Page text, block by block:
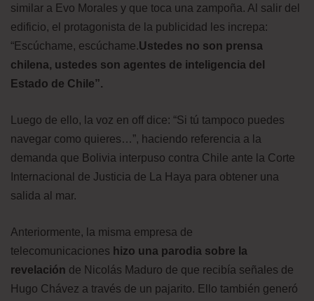
similar a Evo Morales y que toca una zampoña. Al salir del
edificio, el protagonista de la publicidad les increpa:
“Escúchame, escúchame.Ustedes no son prensa
chilena, ustedes son agentes de inteligencia del
Estado de Chile”.
Luego de ello, la voz en off dice: “Si tú tampoco puedes
navegar como quieres…”, haciendo referencia a la
demanda que Bolivia interpuso contra Chile ante la Corte
Internacional de Justicia de La Haya para obtener una
salida al mar.
Anteriormente, la misma empresa de
telecomunicaciones hizo una parodia sobre la
revelación de Nicolás Maduro de que recibía señales de
Hugo Chávez a través de un pajarito. Ello también generó